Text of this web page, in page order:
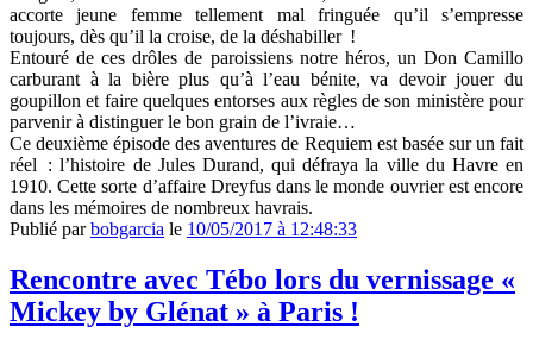
accorte jeune femme tellement mal fringuée qu’il s’empresse
toujours, dès qu’il la croise, de la déshabiller !
Entouré de ces drôles de paroissiens notre héros, un Don Camillo
carburant à la bière plus qu’à l’eau bénite, va devoir jouer du
goupillon et faire quelques entorses aux règles de son ministère pour
parvenir à distinguer le bon grain de l’ivraie…
Ce deuxième épisode des aventures de Requiem est basée sur un fait
réel : l’histoire de Jules Durand, qui défraya la ville du Havre en
1910. Cette sorte d’affaire Dreyfus dans le monde ouvrier est encore
dans les mémoires de nombreux havrais.
Publié parbobgarcia le 10/05/2017 à 12:48:33
Rencontre avec Tébo lors du vernissage «
Mickey by Glénat » à Paris !